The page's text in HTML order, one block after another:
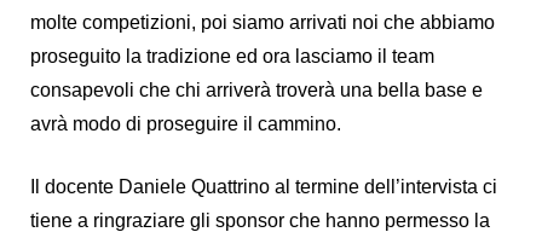
molte competizioni, poi siamo arrivati noi che abbiamo
proseguito la tradizione ed ora lasciamo il team
consapevoli che chi arriverà troverà una bella base e
avrà modo di proseguire il cammino.
Il docente Daniele Quattrino al termine dell’intervista ci
tiene a ringraziare gli sponsor che hanno permesso la